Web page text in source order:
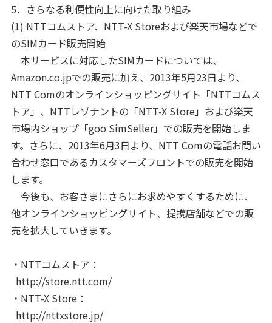
5．さらなる利便性向上に向けた取り組み
(1) NTTコムストア、NTT-X Storeおよび楽天市場などで
のSIMカード販売開始
本サービスに対応したSIMカードについては、
Amazon.co.jpでの販売に加え、2013年5月23日より、
NTT Comのオンラインショッピングサイト「NTTコムス
トア」、NTTレゾナントの「NTT-X Store」および楽天
市場内ショップ「goo SimSeller」での販売を開始しま
す。さらに、2013年6月3日より、NTT Comの電話お問い
合わせ窓口であるカスタマーズフロントでの販売を開始
します。
今後も、お客さまにさらにお求めやすくするために、
他オンラインショッピングサイト、提携店舗などでの販
売を拡大していきます。
・NTTコムストア：
http://store.ntt.com/
・NTT-X Store：
http://nttxstore.jp/